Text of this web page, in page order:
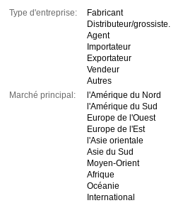
Type d'entreprise:
Fabricant
Distributeur/grossiste.
Agent
Importateur
Exportateur
Vendeur
Autres
Marché principal:
l'Amérique du Nord
l'Amérique du Sud
Europe de l'Ouest
Europe de l'Est
l'Asie orientale
Asie du Sud
Moyen-Orient
Afrique
Océanie
International